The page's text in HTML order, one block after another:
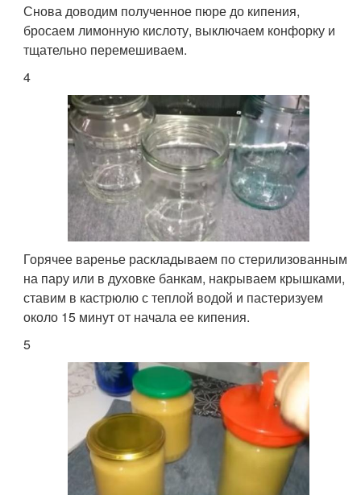
Снова доводим полученное пюре до кипения,
бросаем лимонную кислоту, выключаем конфорку и
тщательно перемешиваем.
4
Горячее варенье раскладываем по стерилизованным
на пару или в духовке банкам, накрываем крышками,
ставим в кастрюлю с теплой водой и пастеризуем
около 15 минут от начала ее кипения.
5